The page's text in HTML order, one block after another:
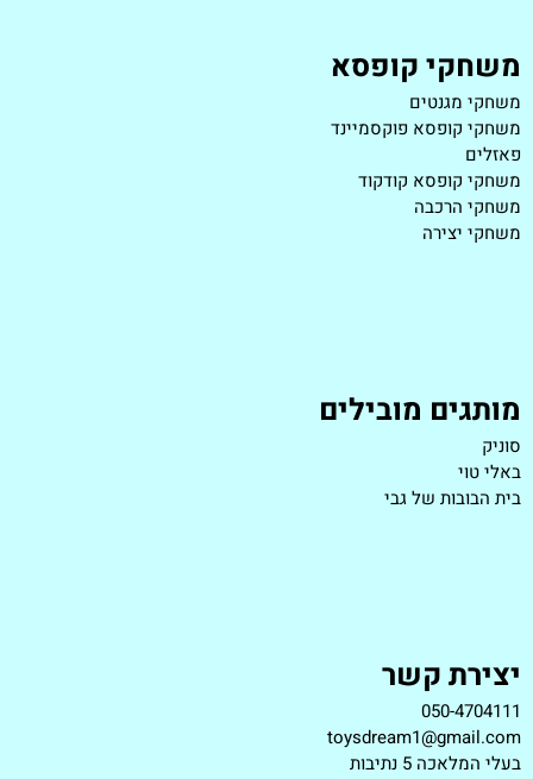
משחקי קופסא
משחקי מגנטים
משחקי קופסא פוקסמיינד
פאזלים
משחקי קופסא קודקוד
משחקי הרכבה
משחקי יצירה
מותגים מובילים
סוניק
באלי טוי
בית הבובות של גבי
יצירת קשר
050-4704111
toysdream1@gmail.com
בעלי המלאכה 5 נתיבות